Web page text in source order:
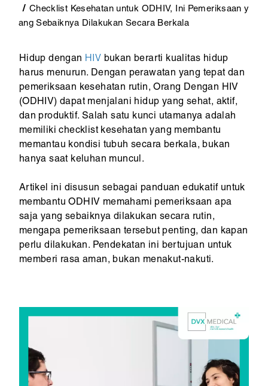
Checklist Kesehatan untuk ODHIV, Ini Pemeriksaan y
ang Sebaiknya Dilakukan Secara Berkala
Hidup dengan HIV bukan berarti kualitas hidup
harus menurun. Dengan perawatan yang tepat dan
pemeriksaan kesehatan rutin, Orang Dengan HIV
(ODHIV) dapat menjalani hidup yang sehat, aktif,
dan produktif. Salah satu kunci utamanya adalah
memiliki checklist kesehatan yang membantu
memantau kondisi tubuh secara berkala, bukan
hanya saat keluhan muncul.
Artikel ini disusun sebagai panduan edukatif untuk
membantu ODHIV memahami pemeriksaan apa
saja yang sebaiknya dilakukan secara rutin,
mengapa pemeriksaan tersebut penting, dan kapan
perlu dilakukan. Pendekatan ini bertujuan untuk
memberi rasa aman, bukan menakut-nakuti.